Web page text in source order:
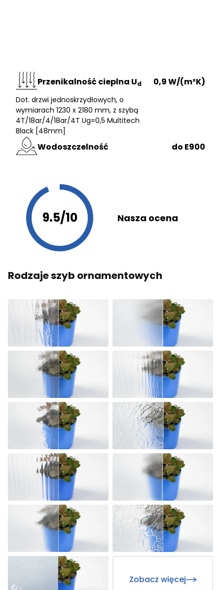
Przenikalność cieplna Ud
Dot. drzwi jednoskrzydłowych, o
wymiarach 1230 x 2180 mm, z szybą
4T/18ar/4/18ar/4T Ug=0,5 Multitech
Black [48mm]
0,9 W/(m²K)
Wodoszczelność do E900
9.5/10 Nasza ocena
Rodzaje szyb ornamentowych
Zobacz więcej